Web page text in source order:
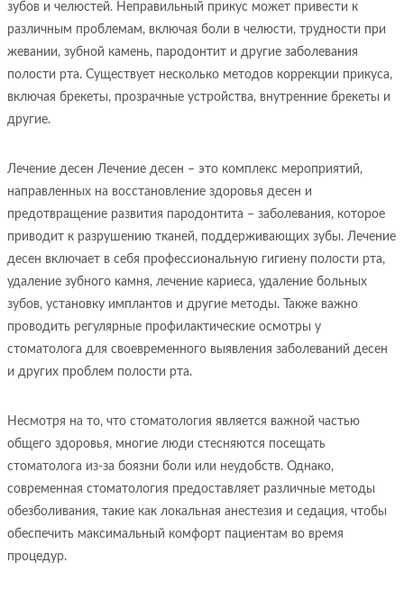
зубов и челюстей. Неправильный прикус может привести к
различным проблемам, включая боли в челюсти, трудности при
жевании, зубной камень, пародонтит и другие заболевания
полости рта. Существует несколько методов коррекции прикуса,
включая брекеты, прозрачные устройства, внутренние брекеты и
другие.
Лечение десен Лечение десен – это комплекс мероприятий,
направленных на восстановление здоровья десен и
предотвращение развития пародонтита – заболевания, которое
приводит к разрушению тканей, поддерживающих зубы. Лечение
десен включает в себя профессиональную гигиену полости рта,
удаление зубного камня, лечение кариеса, удаление больных
зубов, установку имплантов и другие методы. Также важно
проводить регулярные профилактические осмотры у
стоматолога для своевременного выявления заболеваний десен
и других проблем полости рта.
Несмотря на то, что стоматология является важной частью
общего здоровья, многие люди стесняются посещать
стоматолога из-за боязни боли или неудобств. Однако,
современная стоматология предоставляет различные методы
обезболивания, такие как локальная анестезия и седация, чтобы
обеспечить максимальный комфорт пациентам во время
процедур.